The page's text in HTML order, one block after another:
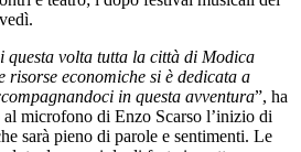
questa volta tutta la città di Modica
risorse economiche si è dedicata a
in questa avventura”, ha
microfono di Enzo Scarso l’inizio di
sarà pieno di parole e sentimenti. Le